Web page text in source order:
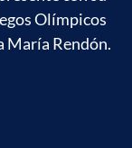
Olímpicos
María Rendón.